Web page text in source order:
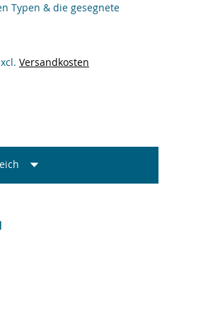
Typen & die gesegnete
Versandkosten